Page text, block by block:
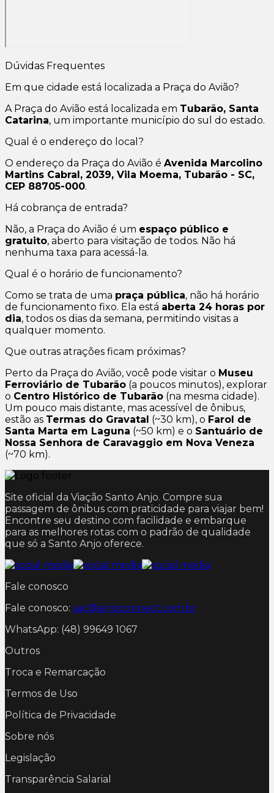
Dúvidas Frequentes
Em que cidade está localizada a Praça do Avião?
A Praça do Avião está localizada em Tubarão, Santa
Catarina, um importante município do sul do estado.
Qual é o endereço do local?
O endereço da Praça do Avião é Avenida Marcolino
Martins Cabral, 2039, Vila Moema, Tubarão - SC,
CEP 88705-000.
Há cobrança de entrada?
Não, a Praça do Avião é um espaço público e
gratuito, aberto para visitação de todos. Não há
nenhuma taxa para acessá-la.
Qual é o horário de funcionamento?
Como se trata de uma praça pública, não há horário
de funcionamento fixo. Ela está aberta 24 horas por
dia, todos os dias da semana, permitindo visitas a
qualquer momento.
Que outras atrações ficam próximas?
Perto da Praça do Avião, você pode visitar o Museu
Ferroviário de Tubarão (a poucos minutos), explorar
o Centro Histórico de Tubarão (na mesma cidade).
Um pouco mais distante, mas acessível de ônibus,
estão as Termas do Gravatal (~30 km), o Farol de
Santa Marta em Laguna (~50 km) e o Santuário de
Nossa Senhora de Caravaggio em Nova Veneza
(~70 km).
Site oficial da Viação Santo Anjo. Compre sua
passagem de ônibus com praticidade para viajar bem!
Encontre seu destino com facilidade e embarque
para as melhores rotas com o padrão de qualidade
que só a Santo Anjo oferece.
Fale conosco
Fale conosco: sac@anjoconnect.com.br
WhatsApp: (48) 99649 1067
Outros
Troca e Remarcação
Termos de Uso
Política de Privacidade
Sobre nós
Legislação
Transparência Salarial